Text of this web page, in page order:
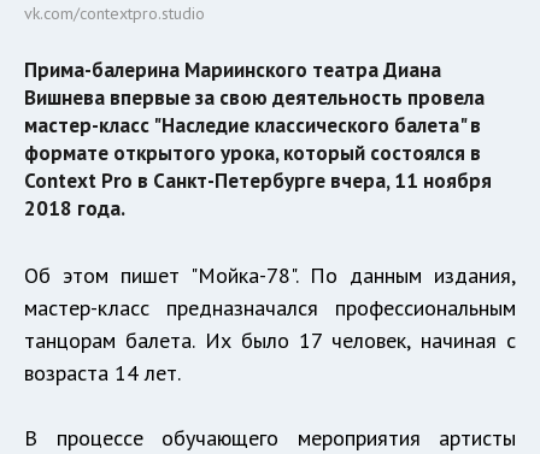
vk.com/contextpro.studio
Прима-балерина Мариинского театра Диана
Вишнева впервые за свою деятельность провела
мастер-класс "Наследие классического балета" в
формате открытого урока, который состоялся в
Context Pro в Санкт-Петербурге вчера, 11 ноября
2018 года.
Об этом пишет "Мойка-78". По данным издания,
мастер-класс предназначался профессиональным
танцорам балета. Их было 17 человек, начиная с
возраста 14 лет.
В процессе обучающего мероприятия артисты